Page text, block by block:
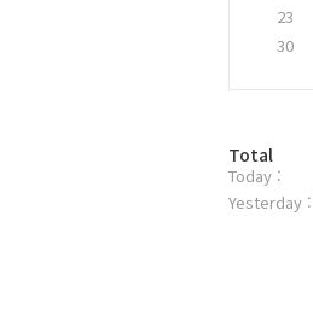
23
30
방
문
자
Total
Today :
Yesterday :